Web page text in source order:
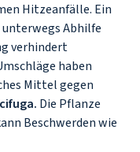
Hitzeanfälle. Ein
Abhilfe
verhindert
haben
Mittel gegen
Die Pflanze
Beschwerden wie